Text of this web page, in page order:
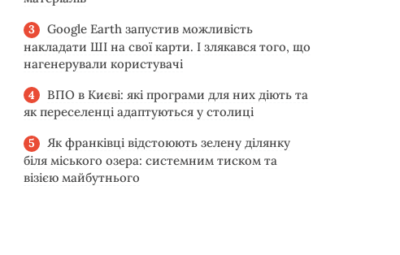
Google Earth запустив можливість
накладати ШІ на свої карти. І злякався того, що
нагенерували користувачі
ВПО в Києві: які програми для них діють та
як переселенці адаптуються у столиці
Як франківці відстоюють зелену ділянку
біля міського озера: системним тиском та
візією майбутнього